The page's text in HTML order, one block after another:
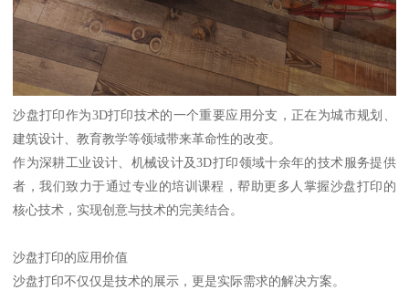
沙盘打印作为3D打印技术的一个重要应用分支，正在为城市规划、
建筑设计、教育教学等领域带来革命性的改变。
作为深耕工业设计、机械设计及3D打印领域十余年的技术服务提供
者，我们致力于通过专业的培训课程，帮助更多人掌握沙盘打印的
核心技术，实现创意与技术的完美结合。
沙盘打印的应用价值
沙盘打印不仅仅是技术的展示，更是实际需求的解决方案。